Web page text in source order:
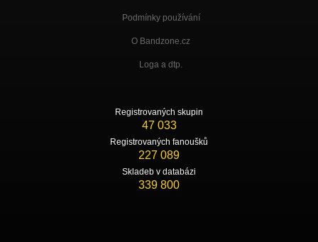
Podmínky používání
O Bandzone.cz
Loga a dtp.
Registrovaných skupin
47 033
Registrovaných fanoušků
227 089
Skladeb v databázi
339 800